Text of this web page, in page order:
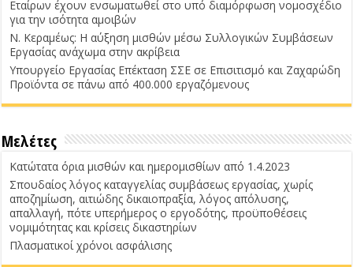
Εταίρων έχουν ενσωματωθεί στο υπό διαμόρφωση νομοσχέδιο
για την ισότητα αμοιβών
Ν. Κεραμέως: Η αύξηση μισθών μέσω Συλλογικών Συμβάσεων
Εργασίας ανάχωμα στην ακρίβεια
Υπουργείο Εργασίας Επέκταση ΣΣΕ σε Επισιτισμό και Ζαχαρώδη
Προϊόντα σε πάνω από 400.000 εργαζόμενους
Μελέτες
Κατώτατα όρια μισθών και ημερομισθίων από 1.4.2023
Σπουδαίος λόγος καταγγελίας συμβάσεως εργασίας, χωρίς
αποζημίωση, αιτιώδης δικαιοπραξία, λόγος απόλυσης,
απαλλαγή, πότε υπερήμερος ο εργοδότης, προϋποθέσεις
νομιμότητας και κρίσεις δικαστηρίων
Πλασματικοί χρόνοι ασφάλισης